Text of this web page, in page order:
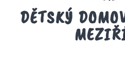
DĚTSKÝ